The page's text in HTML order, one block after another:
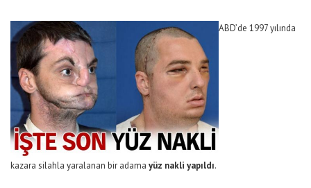
ABD’de 1997 yılında
kazara silahla yaralanan bir adama yüz nakli yapıldı.